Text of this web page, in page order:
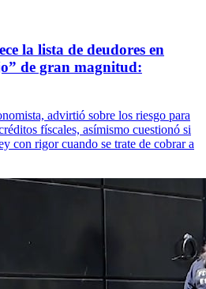
la lista de deudores en
de gran magnitud:
advirtió sobre los riesgo para
físcales, asímismo cuestionó si
con rigor cuando se trate de cobrar a